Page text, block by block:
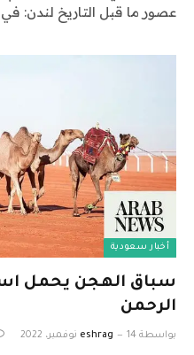
عصور ما قبل التاريخ لندن: في مايو 1976
أخبار سعودية
سباق الهجن يحمل
الرحمن
بواسطة eshrag 14 نوفمبر، 2022